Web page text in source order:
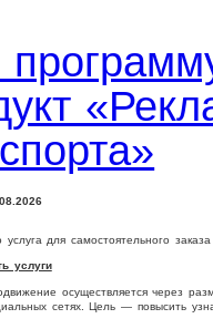
услуга для самостоятельного
услуги
осуществляется через
сетях. Цель — повысить